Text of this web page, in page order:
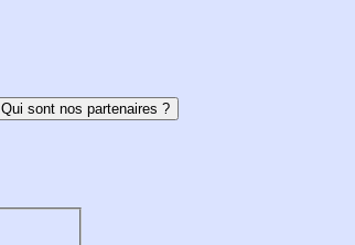
Qui sont nos partenaires ?